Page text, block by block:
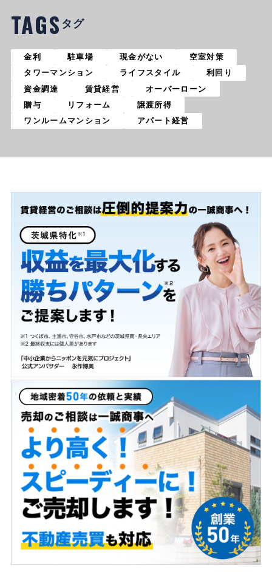
TAGS タグ
金利 駐車場 現金がない
空室対策
タワーマンション
ライフスタイル
利回り
資金調達
賃貸経営
オーバーローン
贈与
リフォーム
譲渡所得
ワンルームマンション
アパート経営